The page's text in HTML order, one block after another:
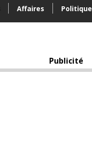
Affaires Politique
Publicité